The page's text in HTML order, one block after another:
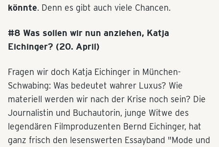
könnte. Denn es gibt auch viele Chancen.
#8 Was sollen wir nun anziehen, Katja
Eichinger? (20. April)
Fragen wir doch Katja Eichinger in München-
Schwabing: Was bedeutet wahrer Luxus? Wie
materiell werden wir nach der Krise noch sein? Die
Journalistin und Buchautorin, junge Witwe des
legendären Filmproduzenten Bernd Eichinger, hat
ganz frisch den lesenswerten Essayband "Mode und